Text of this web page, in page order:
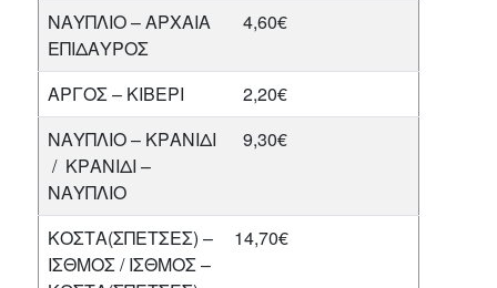
ΝΑΥΠΛΙΟ – ΑΡΧΑΙΑ
ΕΠΙΔΑΥΡΟΣ
4,60€
ΑΡΓΟΣ – ΚΙΒΕΡΙ
2,20€
ΝΑΥΠΛΙΟ – ΚΡΑΝΙΔΙ
/ ΚΡΑΝΙΔΙ –
ΝΑΥΠΛΙΟ
9,30€
ΚΟΣΤΑ(ΣΠΕΤΣΕΣ) –
ΙΣΘΜΟΣ / ΙΣΘΜΟΣ –
14,70€